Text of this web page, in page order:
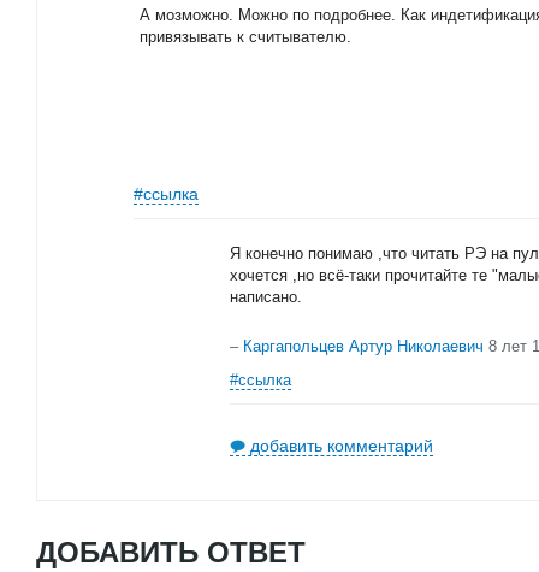
А мозможно. Можно по подробнее. Как
привязывать к считывателю.
#ссылка
Я конечно понимаю ,что читать РЭ на
хочется ,но всё-таки прочитайте те
написано.
– Каргапольцев Артур Николаевич 8 лет
#ссылка
добавить комментарий
ДОБАВИТЬ ОТВЕТ